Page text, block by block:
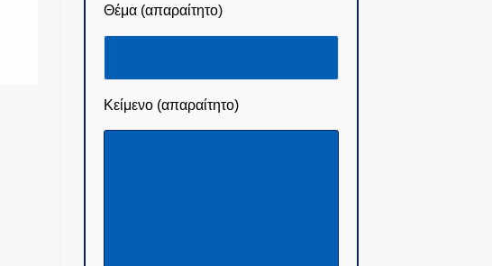
Θέμα (απαραίτητο)
Κείμενο (απαραίτητο)